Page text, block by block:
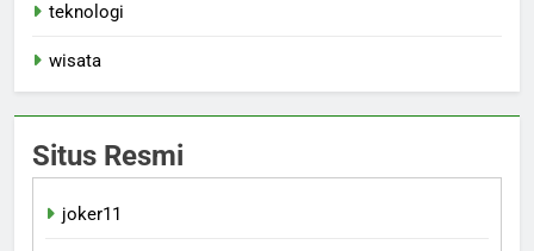
teknologi
wisata
Situs Resmi
joker11